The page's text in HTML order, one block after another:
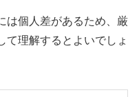
は個人差があるため、厳
て理解するとよいでしょ